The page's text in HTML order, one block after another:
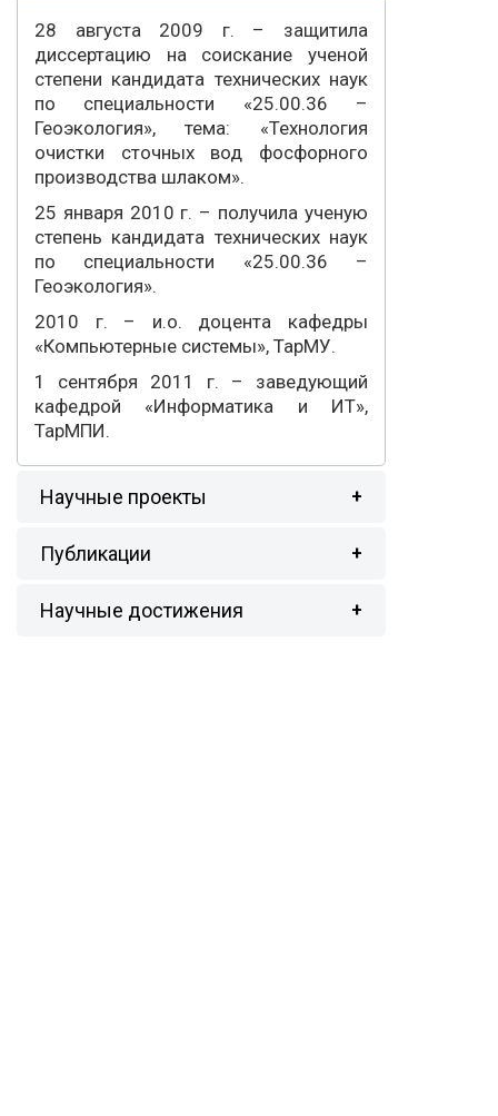
28 августа 2009 г. – защитила
диссертацию на соискание ученой
степени кандидата технических наук
по специальности «25.00.36 –
Геоэкология», тема:
«Технология
очистки сточных вод фосфорного
производства шлаком».
25 января 2010 г. – получила ученую
степень кандидата технических наук
по специальности «25.00.36 –
Геоэкология».
2010 г. – и.о. доцента кафедры
«Компьютерные системы», ТарМУ.
1 сентября 2011 г. – заведующий
кафедрой «Информатика и ИТ»,
ТарМПИ.
Научные проекты
Публикации
Научные достижения